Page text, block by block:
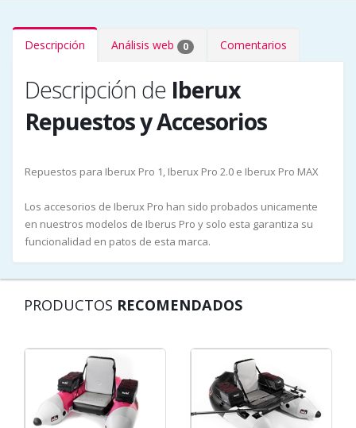
Descripción Análisis web 0 Comentarios
Descripción de Iberux
Repuestos y Accesorios
Repuestos para Iberux Pro 1, Iberux Pro 2.0 e Iberux Pro MAX
Los accesorios de Iberux Pro han sido probados unicamente
en nuestros modelos de Iberus Pro y solo esta garantiza su
funcionalidad en patos de esta marca.
PRODUCTOS RECOMENDADOS